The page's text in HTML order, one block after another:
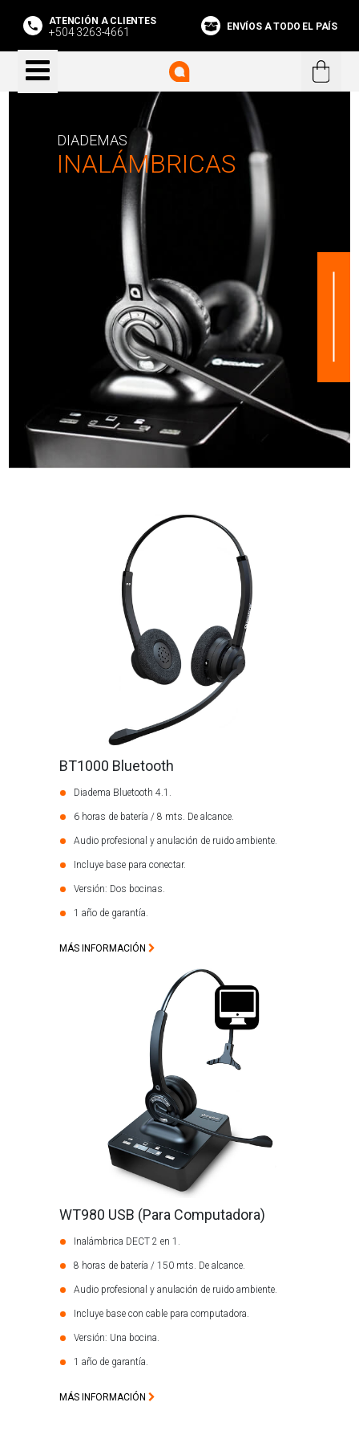
ATENCIÓN A CLIENTES
+504 3263-4661 ENVÍOS A TODO EL PAÍS
DIADEMAS
INALÁMBRICAS
BT1000 Bluetooth
Diadema Bluetooth 4.1.
6 horas de batería / 8 mts. De alcance.
Audio profesional y anulación de ruido ambiente.
Incluye base para conectar.
Versión: Dos bocinas.
1 año de garantía.
MÁS INFORMACIÓN
WT980 USB (Para Computadora)
Inalámbrica DECT 2 en 1.
8 horas de batería / 150 mts. De alcance.
Audio profesional y anulación de ruido ambiente.
Incluye base con cable para computadora.
Versión: Una bocina.
1 año de garantía.
MÁS INFORMACIÓN